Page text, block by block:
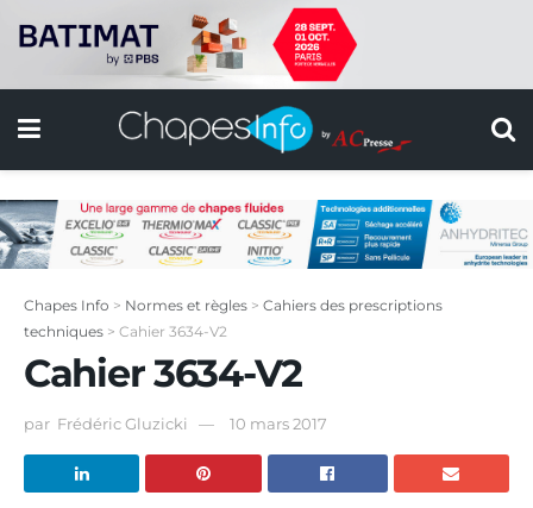
Chapes Info > Normes et règles > Cahiers des prescriptions
techniques > Cahier 3634-V2
Cahier 3634-V2
par Frédéric Gluzicki 10 mars 2017